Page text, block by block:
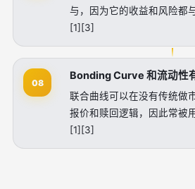
与，因为它的收益和风险都
[1][3]
08
Bonding Curve 和流动性
联合曲线可以在没有传统做
报价和赎回逻辑，因此常被
[1][3]